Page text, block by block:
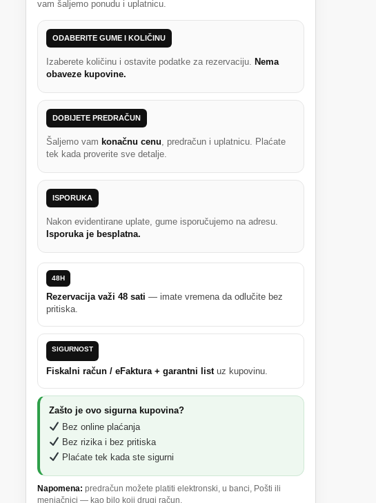
količina
vam šaljemo ponudu i uplatnicu.
ODABERITE GUME I KOLIČINU
Izaberete količinu i ostavite podatke za rezervaciju.
Nema
obaveze kupovine.
DOBIJETE PREDRAČUN
Šaljemo vam konačnu cenu , predračun i uplatnicu. Plaćate
tek kada proverite sve detalje.
ISPORUKA
Nakon evidentirane uplate, gume isporučujemo na adresu.
Isporuka je besplatna.
48H
Rezervacija važi 48 sati — imate vremena da odlučite bez
pritiska.
SIGURNOST
Fiskalni račun / eFaktura + garantni listuz kupovinu.
Zašto je ovo sigurna kupovina?
Bez online plaćanja
Bez rizika i bez pritiska
Plaćate tek kada ste sigurni
Napomena: predračun možete platiti elektronski, u banci, Pošti ili
menjačnici — kao bilo koji drugi račun.